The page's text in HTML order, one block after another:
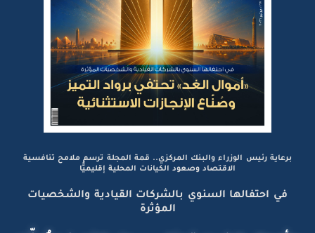
برعاية رئيس الوزراء والبنك المركزي.. قمة المجلة ترسم ملامح تنافسية
الاقتصاد وصعود الكيانات المحلية إقليميًّا
في احتفالها السنوي بالشركات القيادية والشخصيات
المؤثرة